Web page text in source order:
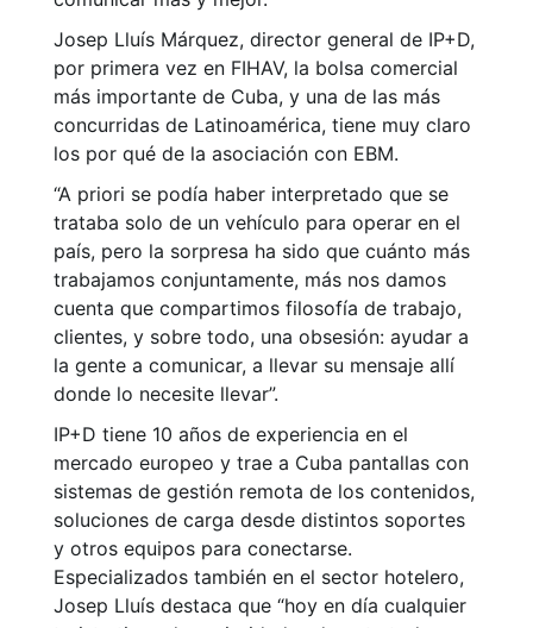
Josep Lluís Márquez, director general de IP+D,
por primera vez en FIHAV, la bolsa comercial
más importante de Cuba, y una de las más
concurridas de Latinoamérica, tiene muy claro
los por qué de la asociación con EBM.
“A priori se podía haber interpretado que se
trataba solo de un vehículo para operar en el
país, pero la sorpresa ha sido que cuánto más
trabajamos conjuntamente, más nos damos
cuenta que compartimos filosofía de trabajo,
clientes, y sobre todo, una obsesión: ayudar a
la gente a comunicar, a llevar su mensaje allí
donde lo necesite llevar”.
IP+D tiene 10 años de experiencia en el
mercado europeo y trae a Cuba pantallas con
sistemas de gestión remota de los contenidos,
soluciones de carga desde distintos soportes
y otros equipos para conectarse.
Especializados también en el sector hotelero,
Josep Lluís destaca que “hoy en día cualquier